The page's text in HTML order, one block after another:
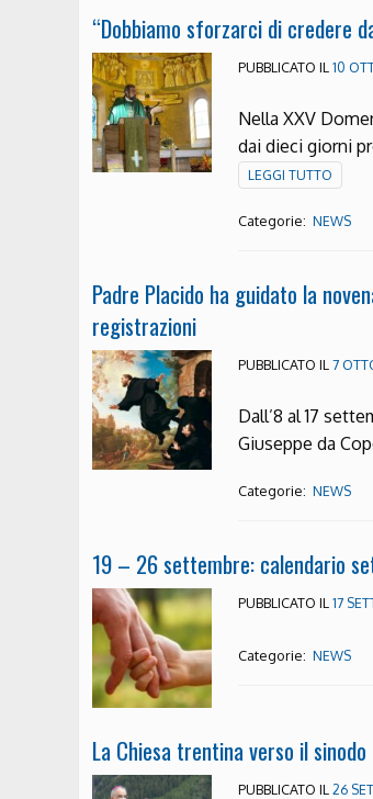
“Dobbiamo sforzarci di credere
PUBBLICATO IL10
Nella XXV
dai dieci giorni
LEGGI TUTTO
Categorie: NEWS
Padre Placido ha guidato la
registrazioni
PUBBLICATO IL7
Dall’8 al 17
Giuseppe da
Categorie: NEWS
19 – 26 settembre: calendario
PUBBLICATO IL17
Categorie: NEWS
La Chiesa trentina verso il
PUBBLICATO IL26